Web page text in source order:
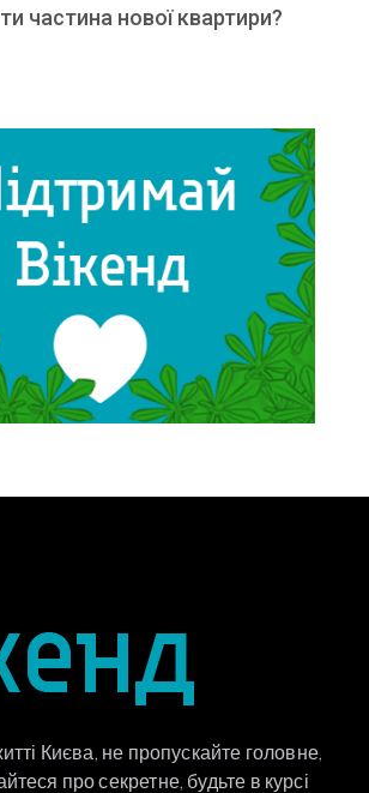
частина нової квартири?
Києва, не пропускайте головне,
про секретне, будьте в курсі